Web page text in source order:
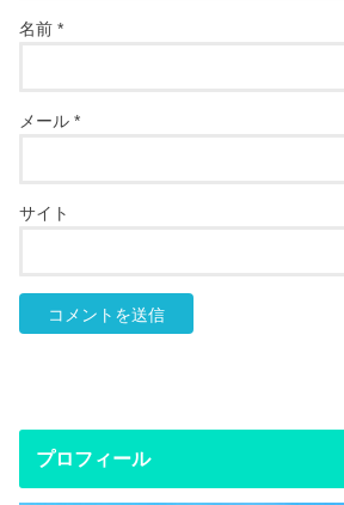
名前*
メール*
サイト
プロフィール